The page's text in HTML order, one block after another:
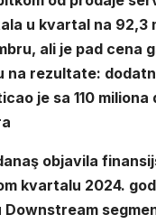
u kvartal na 92,3
ali je pad
rezultate:
je sa 110
objavila
kvartalu 2024.